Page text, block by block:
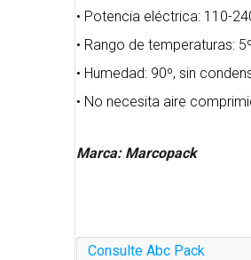
• Potencia eléctrica: 110-
• Rango de temperaturas:
• Humedad: 90º, sin
• No necesita aire
Marca: Marcopack
Consulte Abc Pack